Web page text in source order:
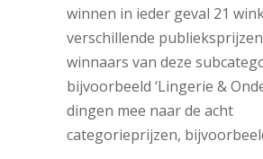
winnen in ieder geval 21
verschillende publieksprijzen
winnaars van deze
bijvoorbeeld ‘Lingerie &
dingen mee naar de acht
categorieprijzen, bijvoorbeeld